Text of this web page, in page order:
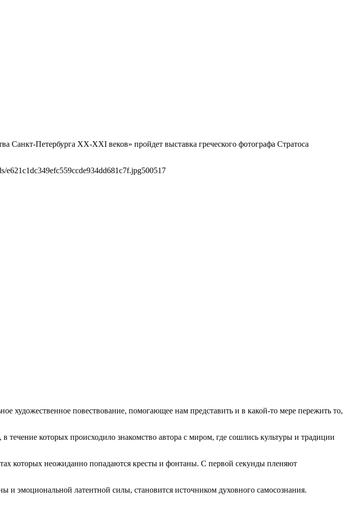
Санкт-Петербурга XX-XXI веков» пройдет выставка греческого фотографа Стратоса
e621c1dc349efc559ccde934dd681c7f.jpg500517
художественное повествование, помогающее нам представить и в какой-то мере пережить то,
течение которых происходило знакомство автора с миром, где сошлись культуры и традиции
которых неожиданно попадаются кресты и фонтаны. С первой секунды пленяют
эмоциональной латентной силы, становится источником духовного самосознания.